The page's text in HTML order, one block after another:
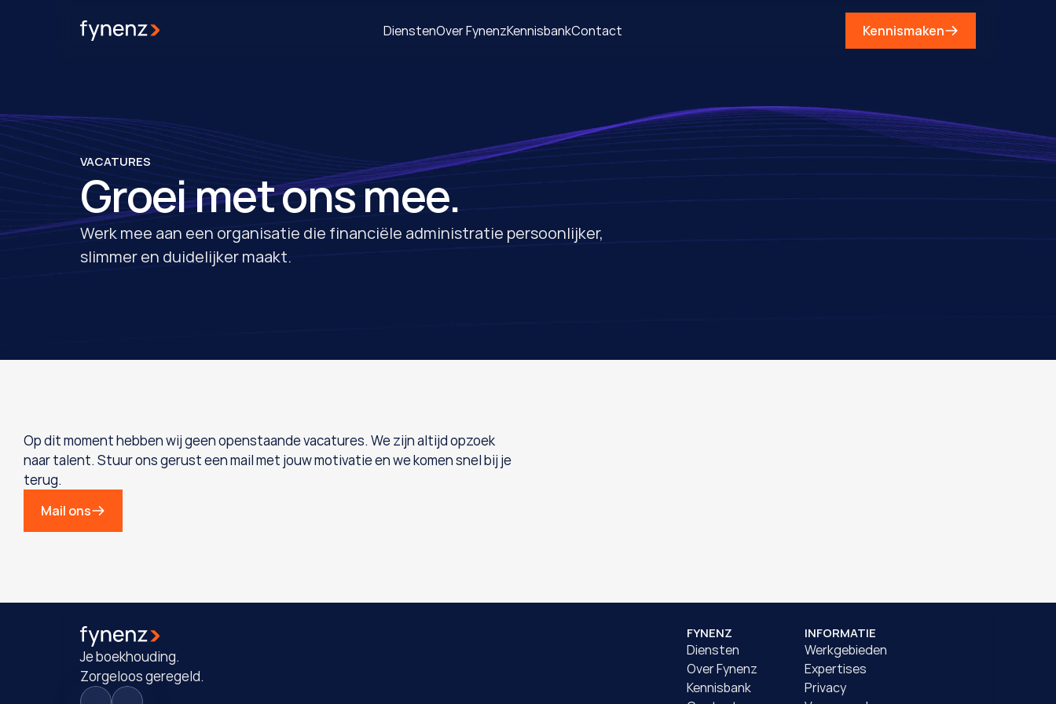
DienstenOver FynenzKennisbankContact Kennismaken
VACATURES
Groei met ons mee.
Werk mee aan een organisatie die financiële administratie persoonlijker,
slimmer en duidelijker maakt.
Op dit moment hebben wij geen openstaande vacatures. We zijn altijd opzoek
naar talent. Stuur ons gerust een mail met jouw motivatie en we komen snel bij je
terug.
Mail ons
Je boekhouding.
Zorgeloos geregeld.
FYNENZ
Diensten
Over Fynenz
Kennisbank
INFORMATIE
Werkgebieden
Expertises
Privacy